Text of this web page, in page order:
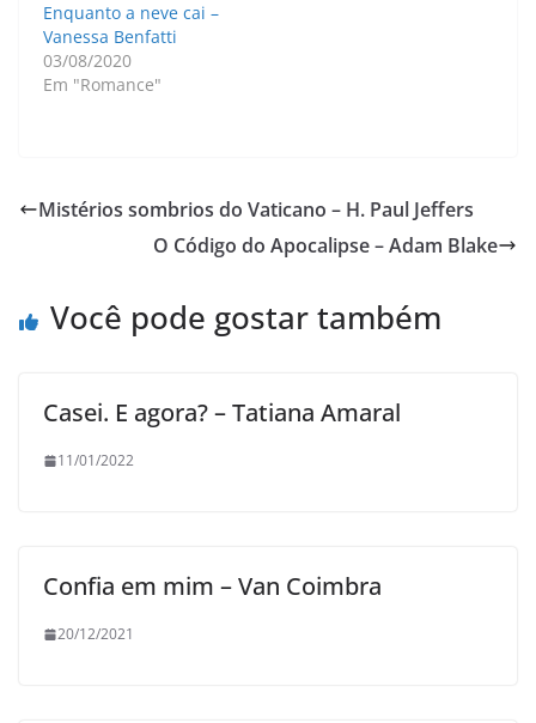
Enquanto a neve cai –
Vanessa Benfatti
03/08/2020
Em "Romance"
Mistérios sombrios do Vaticano – H. Paul Jeffers
O Código do Apocalipse – Adam Blake
Você pode gostar também
Casei. E agora? – Tatiana Amaral
11/01/2022
Confia em mim – Van Coimbra
20/12/2021